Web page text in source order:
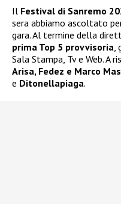
Il Festival di Sanremo
sera abbiamo ascoltato
gara. Al termine della
prima Top 5 provvisoria
Sala Stampa, Tv e Web.
Arisa, Fedez e Marco
e Ditonellapiaga.